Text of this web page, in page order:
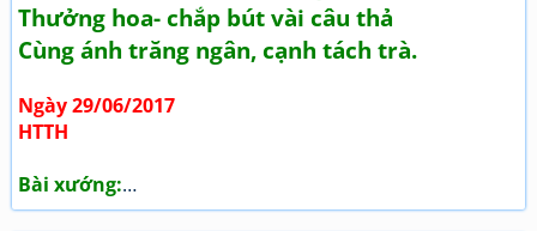
Thưởng hoa- chắp bút vài câu thả
Cùng ánh trăng ngân, cạnh tách trà.
Ngày 29/06/2017
HTTH
Bài xướng:…